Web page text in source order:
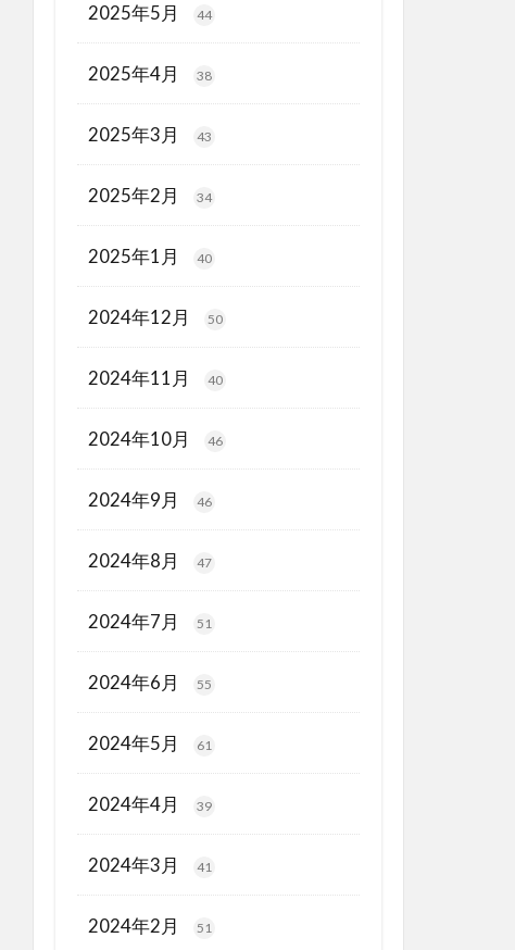
2025年5月 44
2025年4月 38
2025年3月 43
2025年2月 34
2025年1月 40
2024年12月 50
2024年11月 40
2024年10月 46
2024年9月 46
2024年8月 47
2024年7月 51
2024年6月 55
2024年5月 61
2024年4月 39
2024年3月 41
2024年2月 51